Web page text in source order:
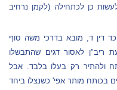
כן לכתחילה (לקמן נרחיב
דין ד, מובא בדרכי משה סוף
ריב"ן לאסור דגים שהתבשלו
ולהתיר רק בעלו בלבד. אבל
בכותח מותר אפי' כשנצלו ביחד